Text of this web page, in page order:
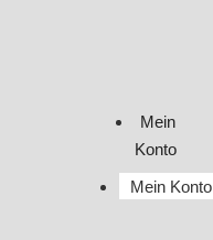
Mein
Konto
Mein Konto